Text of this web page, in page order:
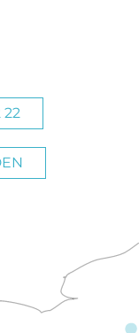
22